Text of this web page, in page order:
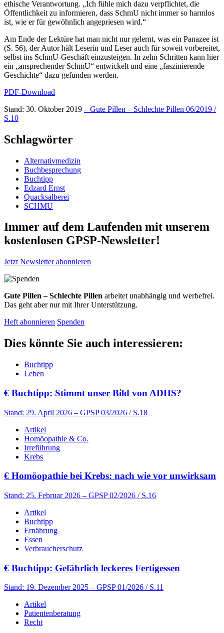
ethische Verantwortung. „Ich fühle mich dazu verpflichtet, die
Öffentlichkeit zu informieren, dass SchmU nicht immer so harmlos
ist, wie er für gewöhnlich angepriesen wird.“
Am Ende der Lektüre hat man nicht nur gelernt, was ein Panazee ist
(S. 56), der Autor hält Leserin und Leser auch für soweit vorbereitet,
selbst ins SchmU-Geschäft einzusteigen. In zehn Schritten kann hier
ein „ansprechender SchmU“ entwickelt und eine „faszinierende
Geschichte“ dazu gefunden werden.
PDF-Download
Stand: 30. Oktober 2019 – Gute Pillen – Schlechte Pillen 06/2019 /
S.10
Schlagwörter
Alternativmedizin
Buchbesprechung
Buchtipp
Edzard Ernst
Quacksalberei
SCHMU
Immer auf dem Laufenden mit unserem
kostenlosen GPSP-Newsletter!
Jetzt Newsletter abonnieren
Gute Pillen – Schlechte Pillen arbeitet unabhängig und werbefrei.
Das geht aber nur mit Ihrer Unterstützung.
Heft abonnieren Spenden
Dies könnte Sie auch interessieren:
Buchtipp
Leben
€ Buchtipp: Stimmt unser Bild von ADHS?
Stand: 29. April 2026 – GPSP 03/2026 / S.18
Artikel
Homöopathie & Co.
Irreführung
Krebs
€ Homöopathie bei Krebs: nach wie vor unwirksam
Stand: 25. Februar 2026 – GPSP 02/2026 / S.16
Artikel
Buchtipp
Ernährung
Essen
Verbraucherschutz
€ Buchtipp: Gefährlich leckeres Fertigessen
Stand: 19. Dezember 2025 – GPSP 01/2026 / S.11
Artikel
Patientenberatung
Recht